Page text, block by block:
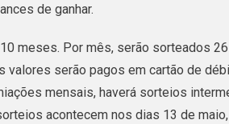
de ganhar.
meses. Por mês, serão sorteados
valores serão pagos em cartão de
mensais, haverá sorteios
acontecem nos dias 13 de